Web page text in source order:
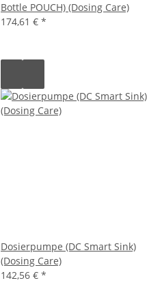
Bottle POUCH) (Dosing Care)
174,61 € *
Dosierpumpe (DC Smart Sink)
(Dosing Care)
142,56 € *